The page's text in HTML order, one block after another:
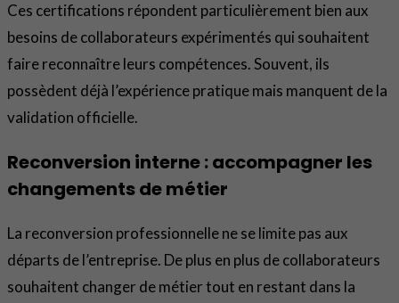
Ces certifications répondent particulièrement bien aux
besoins de collaborateurs expérimentés qui souhaitent
faire reconnaître leurs compétences. Souvent, ils
possèdent déjà l’expérience pratique mais manquent de la
validation officielle.
Reconversion interne : accompagner les
changements de métier
La reconversion professionnelle ne se limite pas aux
départs de l’entreprise. De plus en plus de collaborateurs
souhaitent changer de métier tout en restant dans la